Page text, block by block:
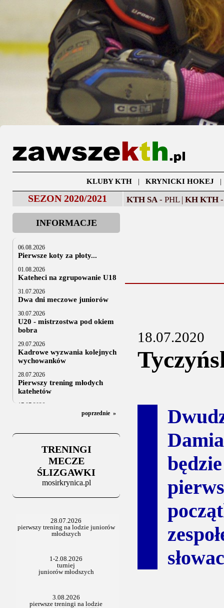
KLUBY KTH| KRYNICKI HOKEJ
SEZON 2020/2021 KTH SA - PHL | KH KTH
INFORMACJE
06.08.2026
Pierwsze koty za płoty...
01.08.2026
Kateheci na zgrupowanie U18
31.07.2026
Dwa dni meczowe juniorów
30.07.2026
U20 - mistrzostwa pod okiem
bobra
29.07.2026
Kadrowe wyzwania kolejnych
wychowanków
28.07.2026
Pierwszy trening młodych
katehetów
17.07.2026
U20: z kraju i z zagranicy
Za trzy tygodnie na lód
06.07.2025
Stowarzyszenie po Walnym
poprzednie »
TRENINGI
MECZE
ŚLIZGAWKI
mosirkrynica.pl
18.07.2020